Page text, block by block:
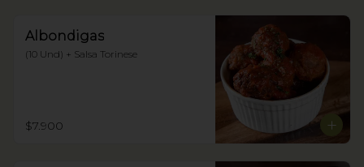
Albondigas
(10 Und) + Salsa Torinese
$7.900